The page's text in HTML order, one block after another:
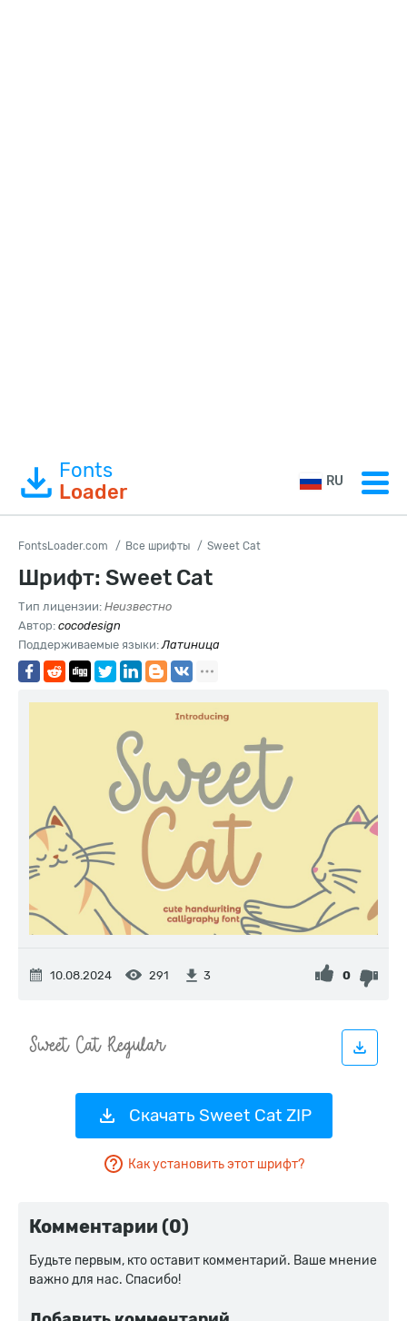
Fonts
Loader
RU
FontsLoader.com Все шрифты Sweet Cat
Шрифт: Sweet Cat
Тип лицензии: Неизвестно
Автор: cocodesign
Поддерживаемые языки:Латиница
10.08.2024 291 3 0
Скачать Sweet Cat ZIP
Как установить этот шрифт?
Комментарии (0)
Будьте первым, кто оставит комментарий. Ваше мнение
важно для нас. Спасибо!